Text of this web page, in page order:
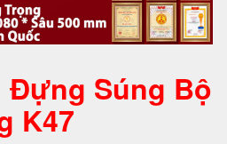
Đựng Súng Bộ
K47